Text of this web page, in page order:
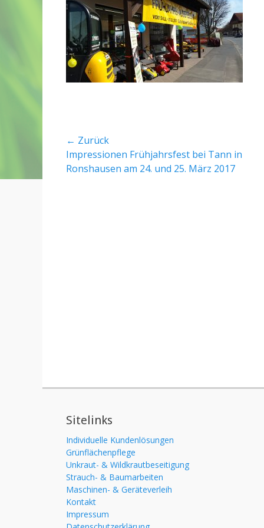
e
o
n
o
r
Beitragsnavigation
← Zurück
Vorheriger
Beitrag:
Impressionen Frühjahrsfest bei Tann in
Ronshausen am 24. und 25. März 2017
Sitelinks
Individuelle Kundenlösungen
Grünflächenpflege
Unkraut- & Wildkrautbeseitigung
Strauch- & Baumarbeiten
Maschinen- & Geräteverleih
Kontakt
Impressum